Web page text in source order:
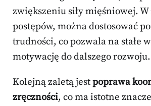
zwiększeniu siły mięśniowej.
postępów, można dostosować
trudności, co pozwala na stałe
motywację do dalszego rozwoju.
Kolejną zaletą jestpoprawa
zręczności, co ma istotne